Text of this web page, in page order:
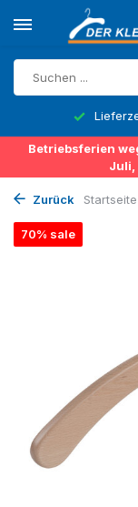
Betriebsferien
Juli,
Zurück Startseite
70% sale